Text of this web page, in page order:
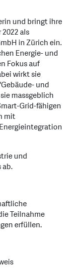
und bringt ihre
als
in Zürich ein.
Energie- und
Fokus auf
wirkt sie
und
massgeblich
Grid-fähigen
mit
und
ab.
Teilnahme
erfüllen.